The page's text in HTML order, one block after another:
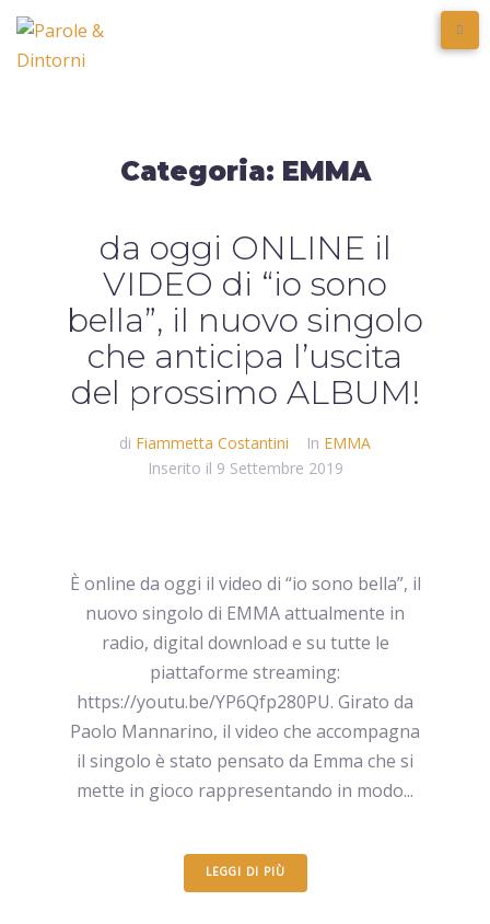
Categoria: EMMA
da oggi ONLINE il
VIDEO di “io sono
bella”, il nuovo singolo
che anticipa l’uscita
del prossimo ALBUM!
di Fiammetta Costantini In EMMA
Inserito il 9 Settembre 2019
È online da oggi il video di “io sono bella”, il
nuovo singolo di EMMA attualmente in
radio, digital download e su tutte le
piattaforme streaming:
https://youtu.be/YP6Qfp280PU. Girato da
Paolo Mannarino, il video che accompagna
il singolo è stato pensato da Emma che si
mette in gioco rappresentando in modo...
LEGGI DI PIÙ